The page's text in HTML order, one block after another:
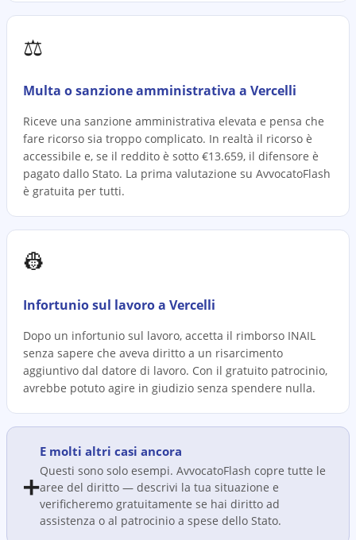
⚖️
Multa o sanzione amministrativa a Vercelli
Riceve una sanzione amministrativa elevata e pensa che
fare ricorso sia troppo complicato. In realtà il ricorso è
accessibile e, se il reddito è sotto €13.659, il difensore è
pagato dallo Stato. La prima valutazione su AvvocatoFlash
è gratuita per tutti.
👷
Infortunio sul lavoro a Vercelli
Dopo un infortunio sul lavoro, accetta il rimborso INAIL
senza sapere che aveva diritto a un risarcimento
aggiuntivo dal datore di lavoro. Con il gratuito patrocinio,
avrebbe potuto agire in giudizio senza spendere nulla.
➕
E molti altri casi ancora
Questi sono solo esempi. AvvocatoFlash copre tutte le
aree del diritto — descrivi la tua situazione e
verificheremo gratuitamente se hai diritto ad
assistenza o al patrocinio a spese dello Stato.